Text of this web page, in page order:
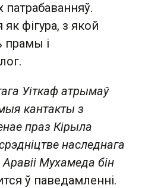
патрабаванняў.
фігура, з якой
прамы і
Уіткаф атрымаў
кантакты з
праз Кірыла
наследнага
Мухамеда бін
ў паведамленні.